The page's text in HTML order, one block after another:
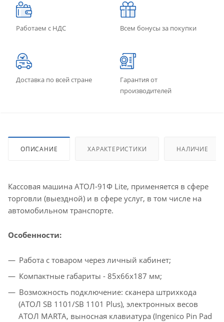
Работаем с НДС Всем бонусы за покупки
Доставка по всей стране
Гарантия от
производителей
ОПИСАНИЕ ХАРАКТЕРИСТИКИ НАЛИЧИЕ
Кассовая машина АТОЛ-91Ф Lite, применяется в сфере
торговли (выездной) и в сфере услуг, в том числе на
автомобильном транспорте.
Особенности:
Работа с товаром через личный кабинет;
Компактные габариты - 85х66х187 мм;
Возможность подключение: сканера штрихкода
(АТОЛ SB 1101/SB 1101 Plus), электронных весов
АТОЛ MARTA, выносная клавиатура (Ingenico Pin Pad